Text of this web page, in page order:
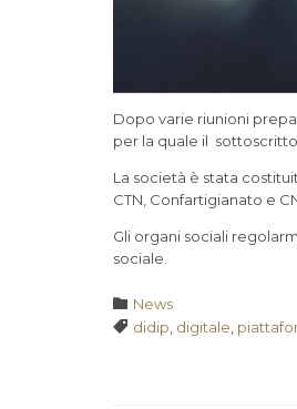
Dopo varie riunioni
per la quale il
La società è stata
CTN, Confartigianato e
Gli organi sociali
sociale.
 Category
News
 Tags
didip digitale